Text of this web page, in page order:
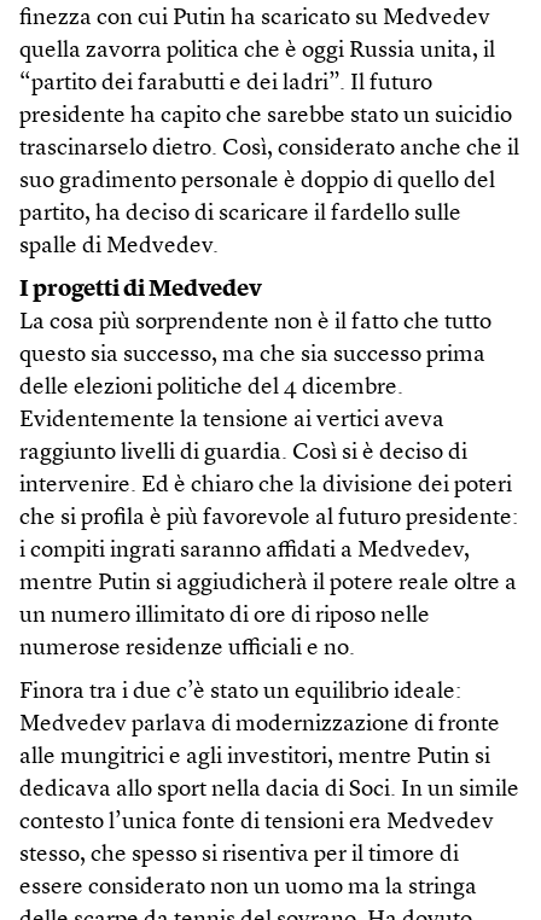
finezza con cui Putin ha scaricato su Medvedev
quella zavorra politica che è oggi Russia unita, il
“partito dei farabutti e dei ladri”. Il futuro
presidente ha capito che sarebbe stato un suicidio
trascinarselo dietro. Così, considerato anche che il
suo gradimento personale è doppio di quello del
partito, ha deciso di scaricare il fardello sulle
spalle di Medvedev.
I progetti di Medvedev
La cosa più sorprendente non è il fatto che tutto
questo sia successo, ma che sia successo prima
delle elezioni politiche del 4 dicembre.
Evidentemente la tensione ai vertici aveva
raggiunto livelli di guardia. Così si è deciso di
intervenire. Ed è chiaro che la divisione dei poteri
che si profila è più favorevole al futuro presidente:
i compiti ingrati saranno affidati a Medvedev,
mentre Putin si aggiudicherà il potere reale oltre a
un numero illimitato di ore di riposo nelle
numerose residenze ufficiali e no.
Finora tra i due c’è stato un equilibrio ideale:
Medvedev parlava di modernizzazione di fronte
alle mungitrici e agli investitori, mentre Putin si
dedicava allo sport nella dacia di Soci. In un simile
contesto l’unica fonte di tensioni era Medvedev
stesso, che spesso si risentiva per il timore di
essere considerato non un uomo ma la stringa